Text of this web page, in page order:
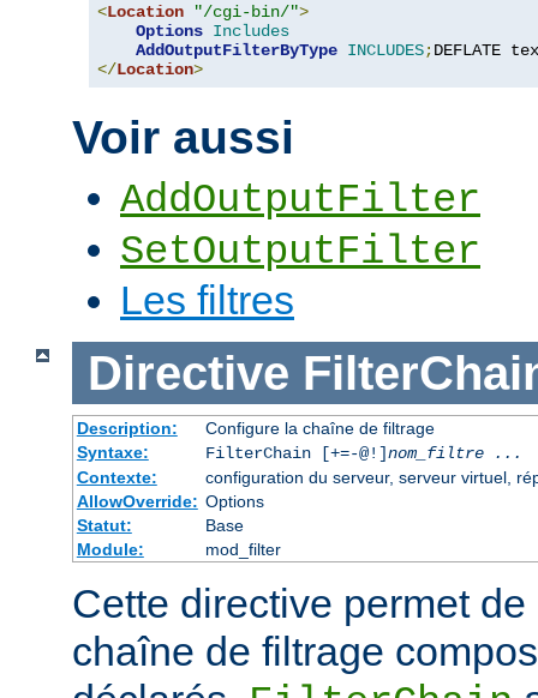
<Location "/cgi-bin/">
Options Includes
AddOutputFilterByType INCLUDES;DEFLATE
</Location>
Voir aussi
AddOutputFilter
SetOutputFilter
Les filtres
Directive
Description:
Configure la chaîne de filtrage
Syntaxe:
FilterChain [+=-@!]nom_filtre
...
Contexte:
configuration du serveur, serveur virtuel,
AllowOverride: Options
Statut:
Base
Module:
mod_filter
Cette directive permet
chaîne de filtrage